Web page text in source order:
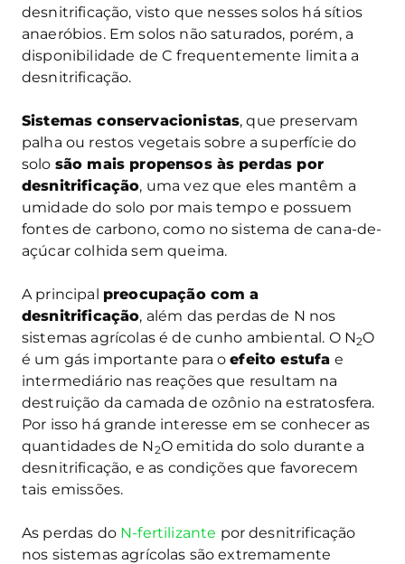
desnitrificação, visto que nesses solos há sítios
anaeróbios. Em solos não saturados, porém, a
disponibilidade de C frequentemente limita a
desnitrificação.
Sistemas conservacionistas, que preservam
palha ou restos vegetais sobre a superfície do
solo são mais propensos às perdas por
desnitrificação, uma vez que eles mantêm a
umidade do solo por mais tempo e possuem
fontes de carbono, como no sistema de cana-de-
açúcar colhida sem queima.
A principal preocupação com a
desnitrificação, além das perdas de N nos
sistemas agrícolas é de cunho ambiental. O N2O
é um gás importante para oefeito estufa e
intermediário nas reações que resultam na
destruição da camada de ozônio na estratosfera.
Por isso há grande interesse em se conhecer as
quantidades de N2O emitida do solo durante a
desnitrificação, e as condições que favorecem
tais emissões.
As perdas do N-fertilizante por desnitrificação
nos sistemas agrícolas são extremamente